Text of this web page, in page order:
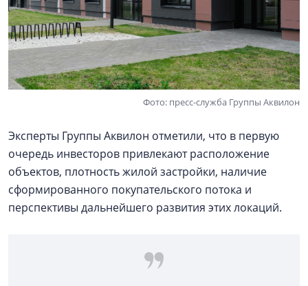
Фото: пресс-служба Группы Аквилон
Эксперты Группы Аквилон отметили, что в первую
очередь инвесторов привлекают расположение
объектов, плотность жилой застройки, наличие
сформированного покупательского потока и
перспективы дальнейшего развития этих локаций.